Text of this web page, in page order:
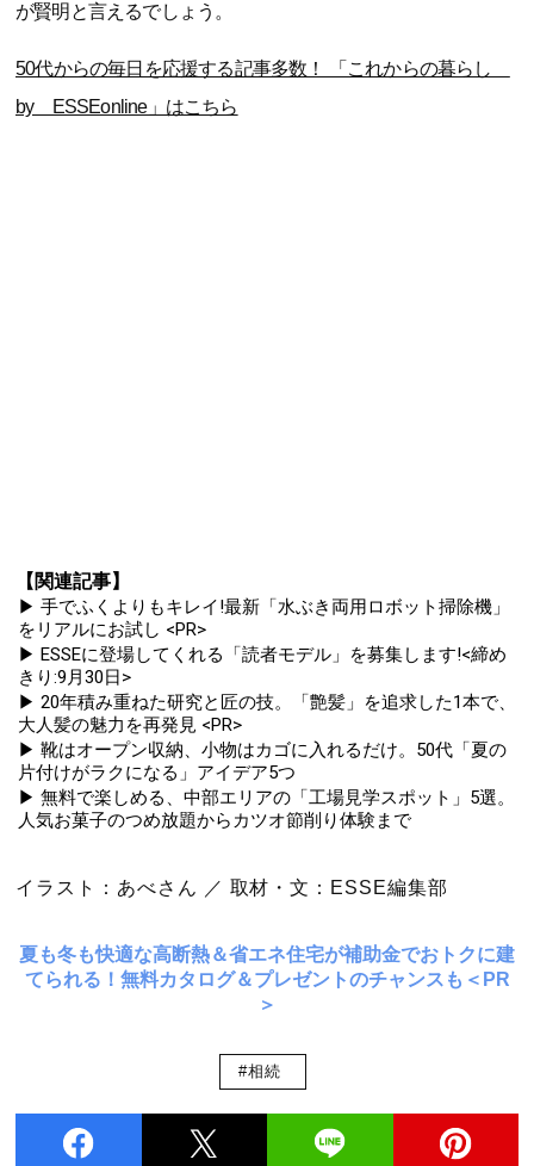
が賢明と言えるでしょう。
50代からの毎日を応援する記事多数！ 「これからの暮らし
by ESSEonline」はこちら
【関連記事】
▶ 手でふくよりもキレイ!最新「水ぶき両用ロボット掃除機」
をリアルにお試し <PR>
▶ ESSEに登場してくれる「読者モデル」を募集します!<締め
きり:9月30日>
▶ 20年積み重ねた研究と匠の技。「艶髪」を追求した1本で、
大人髪の魅力を再発見 <PR>
▶ 靴はオープン収納、小物はカゴに入れるだけ。50代「夏の
片付けがラクになる」アイデア5つ
▶ 無料で楽しめる、中部エリアの「工場見学スポット」5選。
人気お菓子のつめ放題からカツオ節削り体験まで
イラスト：あべさん ／ 取材・文：ESSE編集部
夏も冬も快適な高断熱＆省エネ住宅が補助金でおトクに建
てられる！無料カタログ＆プレゼントのチャンスも＜PR
＞
#相続